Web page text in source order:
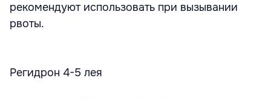
рекомендуют использовать при вызывании
рвоты.
Регидрон 4-5 лея